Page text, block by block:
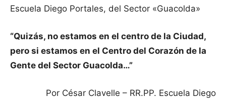
Escuela Diego Portales, del Sector «Guacolda»
“Quizás, no estamos en el centro de la Ciudad,
pero si estamos en el Centro del Corazón de la
Gente del Sector Guacolda…”
Por César Clavelle – RR.PP. Escuela Diego